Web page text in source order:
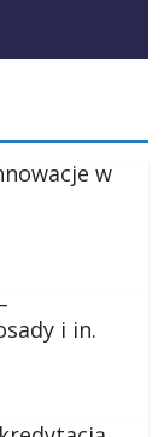
w
i in.